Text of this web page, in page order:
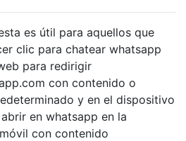
es útil para aquellos que
clic para chatear whatsapp
para redirigir
con contenido o
y en el dispositivo
en whatsapp en la
con contenido